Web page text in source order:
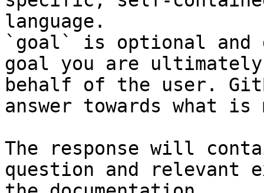
language.
`goal` is optional and
goal you are
behalf of the user.
answer towards what
The response will
question and relevant